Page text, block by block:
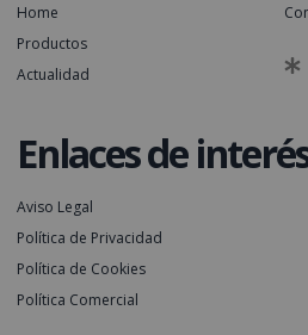
Home
Productos
Actualidad
Enlaces de
Aviso Legal
Política de Privacidad
Política de Cookies
Política Comercial